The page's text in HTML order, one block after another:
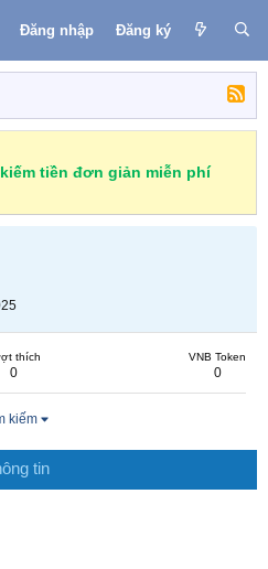
Đăng nhập Đăng ký
tiền đơn giản miễn phí
thích
0
VNB Token
0
kiếm
tin